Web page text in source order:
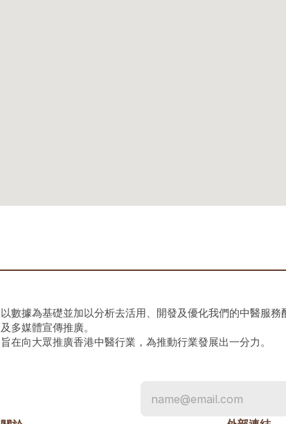
以數據為基礎並加以分析去活用、開發及優化我們的中醫服
及多媒體宣傳推廣。
旨在向大眾推廣香港中醫行業，為推動行業發展出一分力。